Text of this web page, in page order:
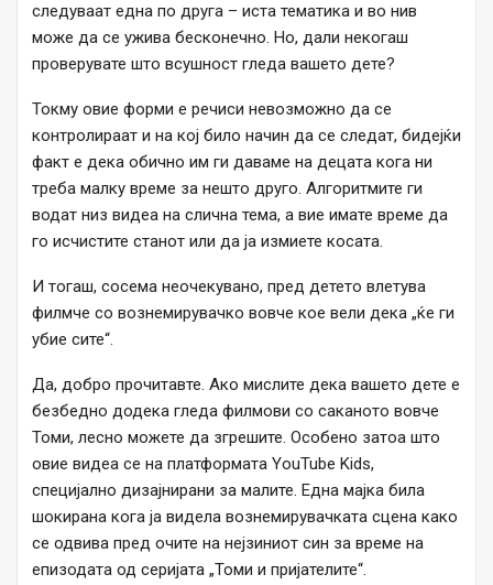
следуваат една по друга – иста тематика и во нив
може да се ужива бесконечно. Но, дали некогаш
проверувате што всушност гледа вашето дете?
Токму овие форми е речиси невозможно да се
контролираат и на кој било начин да се следат, бидејќи
факт е дека обично им ги даваме на децата кога ни
треба малку време за нешто друго. Алгоритмите ги
водат низ видеа на слична тема, а вие имате време да
го исчистите станот или да ја измиете косата.
И тогаш, сосема неочекувано, пред детето влетува
филмче со вознемирувачко вовче кое вели дека „ќе ги
убие сите“.
Да, добро прочитавте. Ако мислите дека вашето дете е
безбедно додека гледа филмови со саканото вовче
Томи, лесно можете да згрешите. Особено затоа што
овие видеа се на платформата YouTube Kids,
специјално дизајнирани за малите. Една мајка била
шокирана кога ја видела вознемирувачката сцена како
се одвива пред очите на нејзиниот син за време на
епизодата од серијата „Томи и пријателите“.